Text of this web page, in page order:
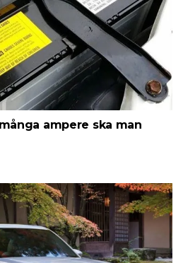
ampere ska man